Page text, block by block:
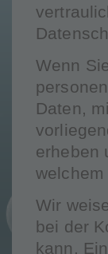
Wenn
Daten,
erheben
Wir
bei der
kann.